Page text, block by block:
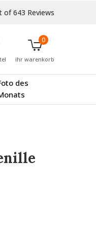
des
ihr warenkorb
0
of 643 Reviews